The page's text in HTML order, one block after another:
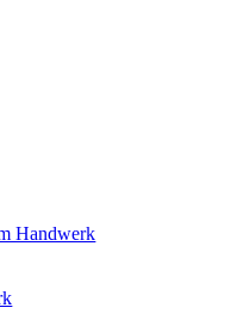
Handwerk